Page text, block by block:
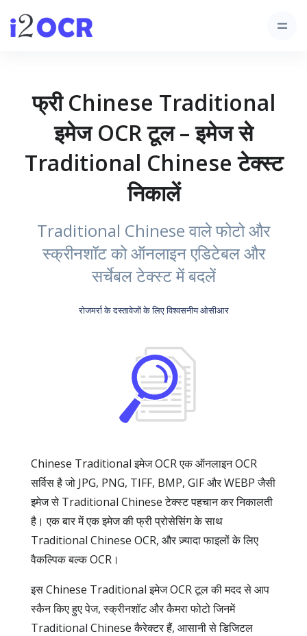
फ्री Chinese Traditional
इमेज OCR टूल – इमेज से
Traditional Chinese टेक्स्ट
निकालें
Traditional Chinese वाले फोटो और
स्क्रीनशॉट को ऑनलाइन एडिटेबल और
सर्चेबल टेक्स्ट में बदलें
रोजमर्रा के दस्तावेजों के लिए विश्वसनीय ओसीआर
Chinese Traditional इमेज OCR एक ऑनलाइन OCR
सर्विस है जो JPG, PNG, TIFF, BMP, GIF और WEBP जैसी
इमेज से Traditional Chinese टेक्स्ट पहचान कर निकालती
है। एक बार में एक इमेज की फ्री प्रोसेसिंग के साथ
Traditional Chinese OCR, और ज़्यादा फाइलों के लिए
वैकल्पिक बल्क OCR।
इस Chinese Traditional इमेज OCR टूल की मदद से आप
स्कैन किए हुए पेज, स्क्रीनशॉट और कैमरा फोटो जिनमें
Traditional Chinese कैरेक्टर हैं, आसानी से डिजिटल